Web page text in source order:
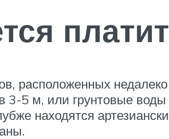
расположенных
в 3-5 м, или грунтовые
находятся